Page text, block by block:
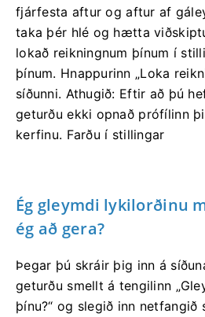
fjárfesta aftur og aftur af
taka þér hlé og hætta
lokað reikningnum þínum í
þínum. Hnappurinn „Loka
síðunni. Athugið: Eftir að þú
geturðu ekki opnað prófílinn
kerfinu. Farðu í stillingar
Ég gleymdi lykilorðinu
ég að gera?
Þegar þú skráir þig inn á
geturðu smellt á tengilinn
þínu?“ og slegið inn netfangið